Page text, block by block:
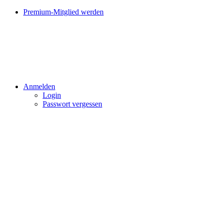
Premium-Mitglied werden
Anmelden
Login
Passwort vergessen